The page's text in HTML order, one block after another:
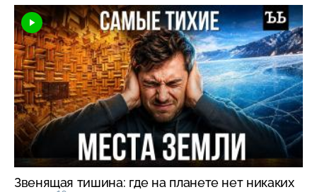
Звенящая тишина: где на планете нет никаких